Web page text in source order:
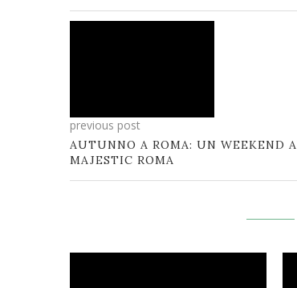
previous post
AUTUNNO A ROMA: UN WEEKEND
MAJESTIC ROMA